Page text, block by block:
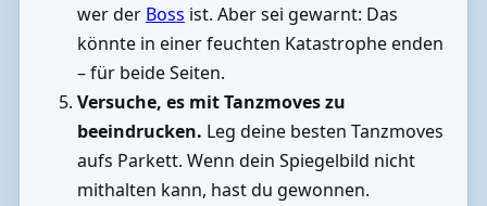
wer der Boss ist. Aber sei gewarnt: Das
könnte in einer feuchten Katastrophe enden
– für beide Seiten.
Versuche, es mit Tanzmoves zu
beeindrucken. Leg deine besten Tanzmoves
aufs Parkett. Wenn dein Spiegelbild nicht
mithalten kann, hast du gewonnen.